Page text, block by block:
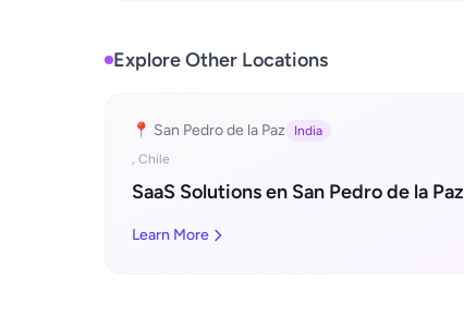
Explore Other Locations
📍 San Pedro de la Paz
India
, Chile
SaaS Solutions en San Pedro de la Paz
Learn More